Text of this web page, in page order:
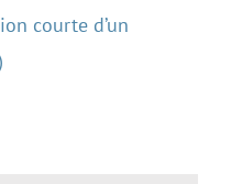
courte d’un